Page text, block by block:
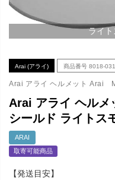
ライ
Arai (アライ) 商品番号 8018-
Arai アライ ヘルメット Arai
Arai アライ ヘルメ
シールド ライトス
ARAI
取寄可能商品
【発送目安】